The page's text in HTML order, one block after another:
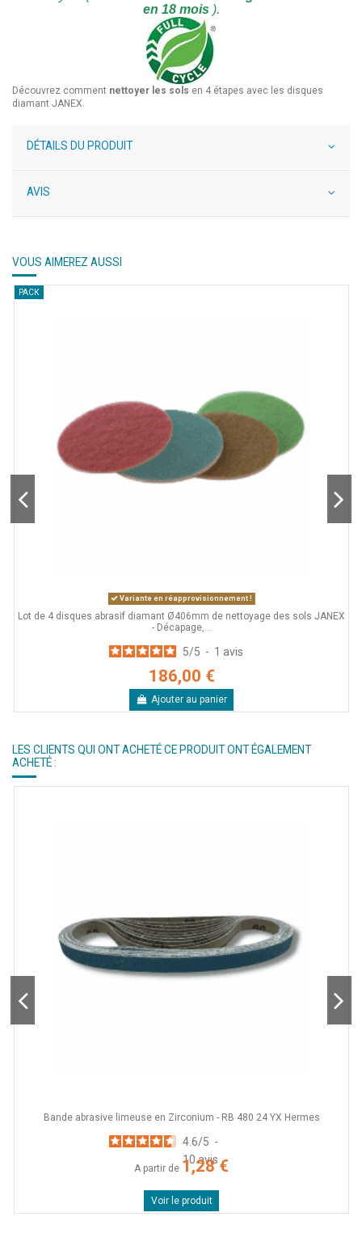
en 18 mois).
Découvrez comment nettoyer les sols en 4 étapes avec les disques
diamant JANEX.
DÉTAILS DU PRODUIT
AVIS
VOUS AIMEREZ AUSSI
PACK
Variante en réapprovisionnement !
Lot de 4 disques abrasif diamant Ø406mm de nettoyage des sols JANEX
- Décapage,...
5/5 - 1 avis
186,00 €
Ajouter au panier
LES CLIENTS QUI ONT ACHETÉ CE PRODUIT ONT ÉGALEMENT
ACHETÉ :
Bande abrasive limeuse en Zirconium - RB 480 24 YX Hermes
4.6/5 -
10avis
A partir de 1,28 €
Voir le produit